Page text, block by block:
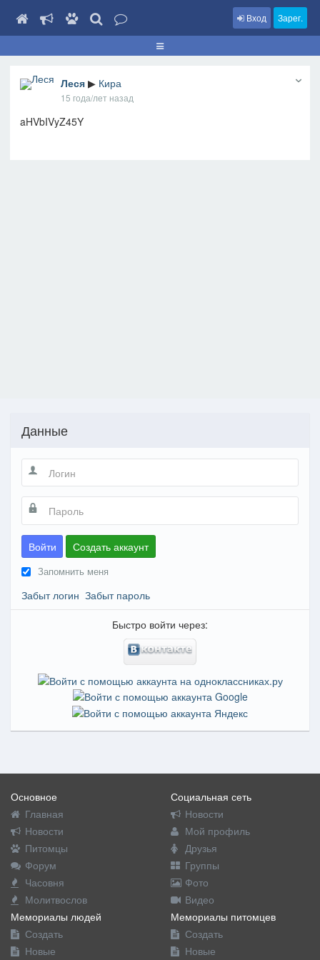
Вход Зарег.
Леся ▶ Кира
15 года/лет назад
aHVbIVyZ45Y
Данные
Войти Создать аккаунт
Запомнить меня
Забыт логин Забыт пароль
Быстро войти через:
Основное
Главная
Новости
Питомцы
Форум
Часовня
Молитвослов
Социальная сеть
Новости
Мой профиль
Друзья
Группы
Фото
Видео
Мемориалы людей
Создать
Новые
Мемориалы питомцев
Создать
Новые